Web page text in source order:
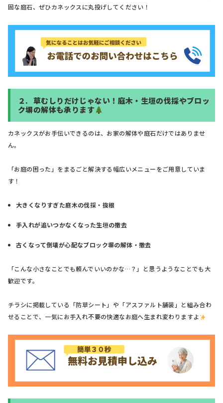
固な庭石、ぜひカネックスに丸投げしてください！
２. 草むしりだけじゃない！庭木・生垣の伐採やブロッ
ク塀の解体も承ります
カネックスがお手伝いできるのは、お家の解体や庭石だけではありませ
ん。
「お庭の困った」をまるごと解決する幅広いメニューをご用意していま
す！
大きくなりすぎた庭木の伐採・抜根
手入れが追いつかなくなった生垣の撤去
古くなって倒壊が心配なブロック塀の解体・撤去
「こんな小さなことでも頼んでいいのかな…？」と思うようなことでも大
歓迎です。
チラシに掲載している「防草シート」や「アスファルト舗装」と組み合わ
せることで、一気にお手入れ不要の快適なお庭へ生まれ変わりますよ